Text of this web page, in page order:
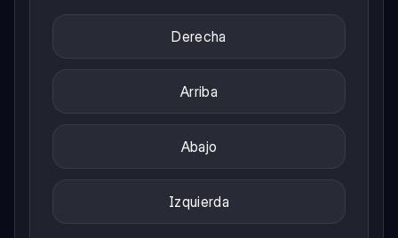
Derecha
Arriba
Abajo
Izquierda